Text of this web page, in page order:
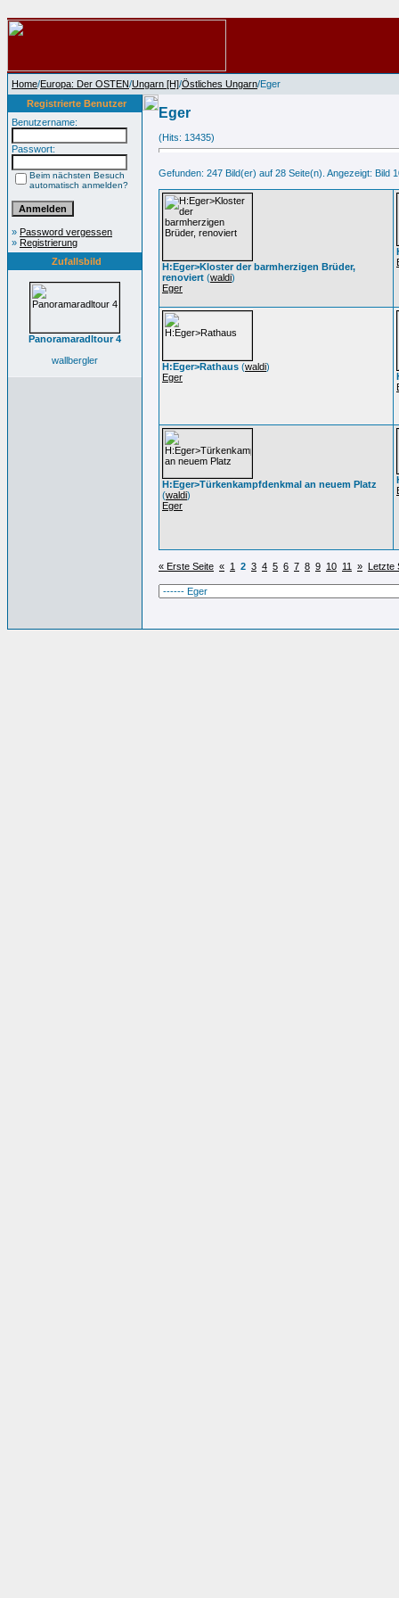
Home/Europa: Der OSTEN/Ungarn [H]/Östliches Ungarn/Eger
Registrierte Benutzer
Benutzername:
Passwort:
Beim nächsten Besuch
automatisch anmelden?
» Password vergessen
» Registrierung
Zufallsbild
Panoramaradltour 4
wallbergler
Eger
(Hits: 13435)
Gefunden: 247 Bild(er) auf 28 Seite(n). Angezeigt: Bild
H:Eger>Kloster der barmherzigen Brüder,
renoviert (waldi)
Eger
H:Eger>Rathaus (waldi)
Eger
H:Eger>Türkenkampfdenkmal an neuem Platz
(waldi)
Eger
« Erste Seite « 1 2 3 4 5 6 7 8 9 10 11 » Letzte